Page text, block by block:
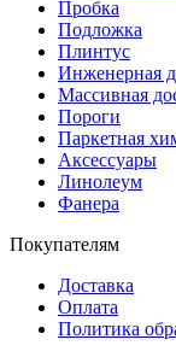
Пробка
Подложка
Плинтус
Инженерная
Массивная
Пороги
Паркетная
Аксессуары
Линолеум
Фанера
Покупателям
Доставка
Оплата
Политика